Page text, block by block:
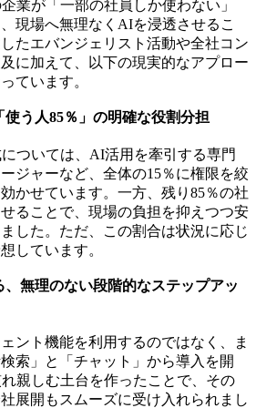
業が「一部の社員しか使わない」
現場へ無理なくAIを浸透させるこ
たエバンジェリスト活動や全社コン
に加えて、以下の現実的なアプロー
ています。
う人85％」の明確な役割分担
ついては、AI活用を牽引する専門
ジャーなど、全体の15％に権限を絞
かせています。一方、残り85％の社
ることで、現場の負担を抑えつつ安
した。ただ、この割合は状況に応じ
しています。
無理のない段階的なステップアッ
ント機能を利用するのではなく、ま
索」と「チャット」から導入を開
親しむ土台を作ったことで、その
展開もスムーズに受け入れられまし